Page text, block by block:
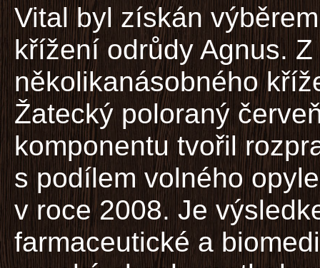
Vital byl získán
křížení odrůdy Agnus.
několikanásobného
Žatecký poloraný
komponentu tvořil
s podílem volného
v roce 2008. Je
farmaceutické a